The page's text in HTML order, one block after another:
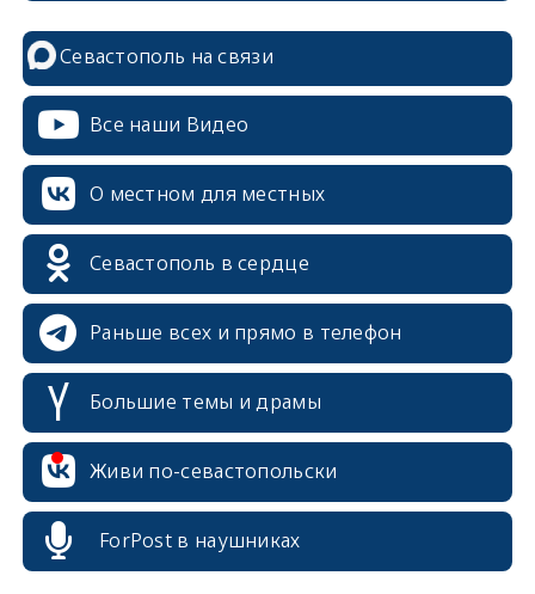
Севастополь на связи
Все наши Видео
О местном для местных
Севастополь в сердце
Раньше всех и прямо в телефон
Большие темы и драмы
Живи по-севастопольски
ForPost в наушниках
erid: 2SDnjcrDNw6